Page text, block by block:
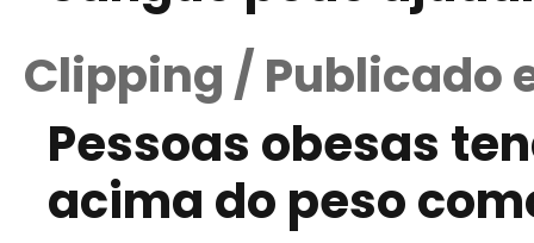
Clipping / Publicado
Pessoas obesas
acima do peso